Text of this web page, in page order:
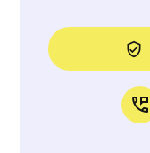
verified_user
perm_phone_msg